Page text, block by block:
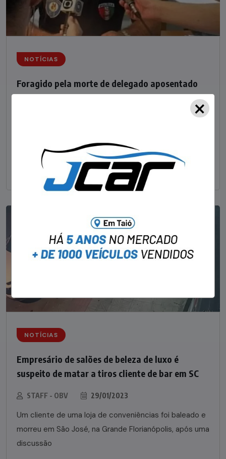
NOTÍCIAS
Foragido pela morte de delegado aposentado
em bar morre em confronto com a polícia em SC
um delegado aposentado em um bar de Criciúma, no
Sul catarinense, foi
NOTÍCIAS
Empresário de salões de beleza de luxo é
suspeito de matar a tiros cliente de bar em SC
STAFF - OBV 29/01/2023
Um cliente de uma loja de conveniências foi baleado e
morreu em São José, na Grande Florianópolis, após uma
discussão
×